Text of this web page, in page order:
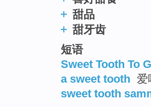
甜品
甜牙齿
短语
Sweet Tooth To
a sweet tooth 爱
sweet tooth